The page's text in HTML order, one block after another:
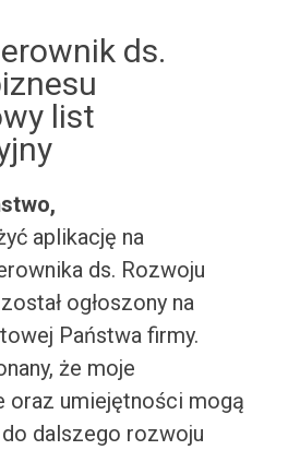
ds.
list
aplikację na
ds. Rozwoju
ogłoszony na
Państwa firmy.
że moje
oraz umiejętności mogą
dalszego rozwoju